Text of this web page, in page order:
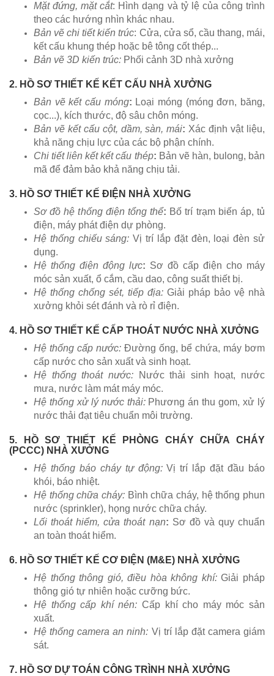
Mặt đứng, mặt cắt: Hình dạng và tỷ lệ của công trình
theo các hướng nhìn khác nhau.
Bản vẽ chi tiết kiến trúc: Cửa, cửa sổ, cầu thang, mái,
kết cấu khung thép hoặc bê tông cốt thép...
Bản vẽ 3D kiến trúc: Phối cảnh 3D nhà xưởng
2. HỒ SƠ THIẾT KẾ KẾT CẤU NHÀ XƯỞNG
Bản vẽ kết cấu móng: Loại móng (móng đơn, băng,
cọc...), kích thước, độ sâu chôn móng.
Bản vẽ kết cấu cột, dầm, sàn, mái: Xác định vật liệu,
khả năng chịu lực của các bộ phận chính.
Chi tiết liên kết kết cấu thép: Bản vẽ hàn, bulong, bản
mã để đảm bảo khả năng chịu tải.
3. HỒ SƠ THIẾT KẾ ĐIỆN NHÀ XƯỞNG
Sơ đồ hệ thống điện tổng thể: Bố trí trạm biến áp, tủ
điện, máy phát điện dự phòng.
Hệ thống chiếu sáng: Vị trí lắp đặt đèn, loại đèn sử
dụng.
Hệ thống điện động lực: Sơ đồ cấp điện cho máy
móc sản xuất, ổ cắm, cầu dao, công suất thiết bị.
Hệ thống chống sét, tiếp địa: Giải pháp bảo vệ nhà
xưởng khỏi sét đánh và rò rỉ điện.
4. HỒ SƠ THIẾT KẾ CẤP THOÁT NƯỚC NHÀ XƯỞNG
Hệ thống cấp nước: Đường ống, bể chứa, máy bơm
cấp nước cho sản xuất và sinh hoạt.
Hệ thống thoát nước:Nước thải sinh hoạt, nước
mưa, nước làm mát máy móc.
Hệ thống xử lý nước thải:Phương án thu gom, xử lý
nước thải đạt tiêu chuẩn môi trường.
5. HỒ SƠ THIẾT KẾ PHÒNG CHÁY CHỮA CHÁY
(PCCC) NHÀ XƯỞNG
Hệ thống báo cháy tự động:Vị trí lắp đặt đầu báo
khói, báo nhiệt.
Hệ thống chữa cháy: Bình chữa cháy, hệ thống phun
nước (sprinkler), họng nước chữa cháy.
Lối thoát hiểm, cửa thoát nạn: Sơ đồ và quy chuẩn
an toàn thoát hiểm.
6. HỒ SƠ THIẾT KẾ CƠ ĐIỆN (M&E) NHÀ XƯỞNG
Hệ thống thông gió, điều hòa không khí:Giải pháp
thông gió tự nhiên hoặc cưỡng bức.
Hệ thống cấp khí nén: Cấp khí cho máy móc sản
xuất.
Hệ thống camera an ninh: Vị trí lắp đặt camera giám
sát.
7. HỒ SƠ DỰ TOÁN CÔNG TRÌNH NHÀ XƯỞNG